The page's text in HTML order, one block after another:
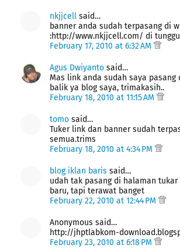
nkjjcell said…
banner anda sudah terpasang di
:http://www.nkjjcell.com/ di
February 17, 2010 at 6:32 AM
Agus Dwiyanto said…
Mas link anda sudah saya pasang
balik ya blog saya, trimakasih..
February 18, 2010 at 11:15 AM
tomo said…
Tuker link dan banner sudah
semua.trims
February 18, 2010 at 4:34 PM
blog iklan baris said…
udah tak pasang di halaman
baru, tapi terawat banget
February 22, 2010 at 12:44 PM
Anonymous said…
http://jhptlabkom-
February 23, 2010 at 6:18 PM